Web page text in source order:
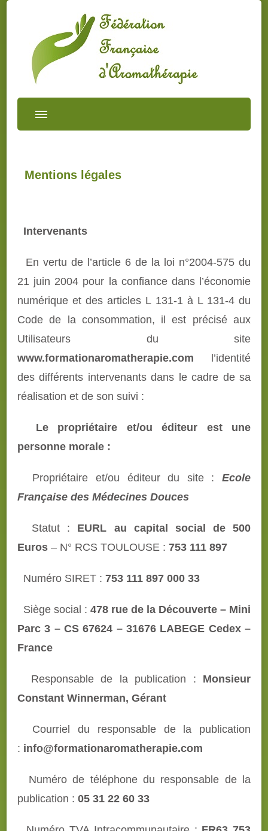
Mentions légales
Intervenants
En vertu de l’article 6 de la loi n°2004-575 du
21 juin 2004 pour la confiance dans l’économie
numérique et des articles L 131-1 à L 131-4 du
Code de la consommation, il est précisé aux
Utilisateurs du site
www.formationaromatherapie.com
l’identité
des différents intervenants dans le cadre de sa
réalisation et de son suivi :
Le propriétaire et/ou éditeur est une
personne morale :
Propriétaire et/ou éditeur du site : Ecole
Française des Médecines Douces
Statut : EURL au capital social de 500
Euros – N° RCS TOULOUSE : 753 111 897
Numéro SIRET : 753 111 897 000 33
Siège social : 478 rue de la Découverte – Mini
Parc 3 – CS 67624 – 31676 LABEGE Cedex –
France
Responsable de la publication : Monsieur
Constant Winnerman, Gérant
Courriel du responsable de la publication
: info@formationaromatherapie.com
Numéro de téléphone du responsable de la
publication : 05 31 22 60 33